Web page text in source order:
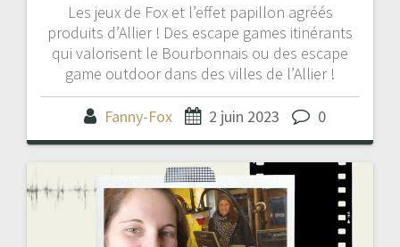
Les jeux de Fox et l’effet papillon agréés
produits d’Allier ! Des escape games itinérants
qui valorisent le Bourbonnais ou des escape
game outdoor dans des villes de l’Allier !
Fanny-Fox 2 juin 2023 0